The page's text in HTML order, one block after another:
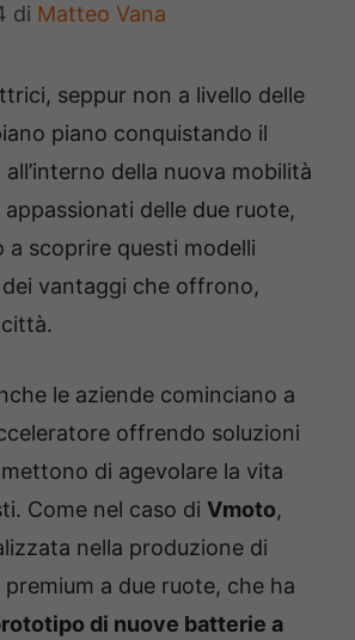
di Matteo Vana
seppur non a livello delle
piano conquistando il
della nuova mobilità
appassionati delle due ruote,
a scoprire questi modelli
vantaggi che offrono,
le aziende cominciano a
offrendo soluzioni
di agevolare la vita
Come nel caso di Vmoto,
nella produzione di
a due ruote, che ha
di nuove batterie a